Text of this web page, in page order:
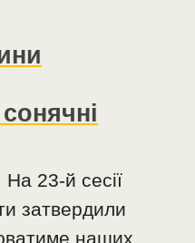
23-й сесії
затвердили
наших